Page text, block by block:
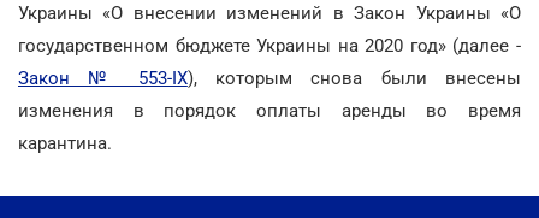
Украины «О внесении изменений в Закон Украины «О
государственном бюджете Украины на 2020 год» (далее -
Закон № 553-IX), которым снова были внесены
изменения в порядок оплаты аренды во время
карантина.